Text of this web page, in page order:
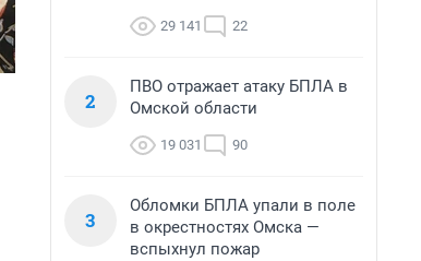
29 141 22
2
ПВО отражает атаку БПЛА в
Омской области
19 031 90
3
Обломки БПЛА упали в поле
в окрестностях Омска —
вспыхнул пожар